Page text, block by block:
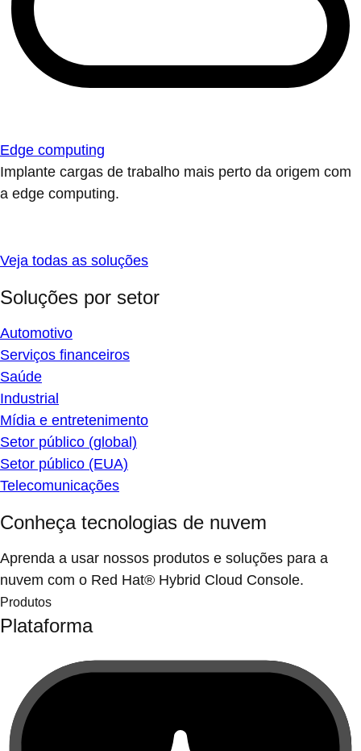
Edge computing
Implante cargas de trabalho mais perto da origem com
a edge computing.
Veja todas as soluções
Soluções por setor
Automotivo
Serviços financeiros
Saúde
Industrial
Mídia e entretenimento
Setor público (global)
Setor público (EUA)
Telecomunicações
Conheça tecnologias de nuvem
Aprenda a usar nossos produtos e soluções para a
nuvem com o Red Hat® Hybrid Cloud Console.
Produtos
Plataforma